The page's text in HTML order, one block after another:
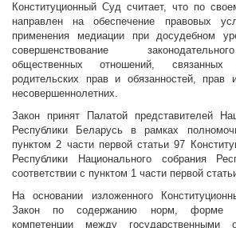
Конституционный Суд считает, что по
направлен на обеспечение правовых
применения медиации при досудебном
совершенствование
общественных отношений,
родительских прав и обязанностей, прав
несовершеннолетних.
Закон принят Палатой представителей
Республики Беларусь в рамках
пунктом 2 части первой статьи 97
Республики Национального собрания
соответствии с пунктом 1 части первой
На основании изложенного
Закон по содержанию норм, форме
компетенции между государственными